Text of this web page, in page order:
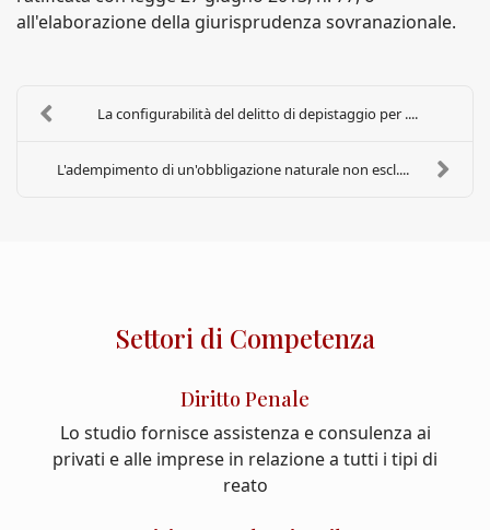
all'elaborazione della giurisprudenza sovranazionale.
La configurabilità del delitto di depistaggio per ....
L'adempimento di un'obbligazione naturale non escl....
Settori di Competenza
Diritto Penale
Lo studio fornisce assistenza e consulenza ai
privati e alle imprese in relazione a tutti i tipi di
reato